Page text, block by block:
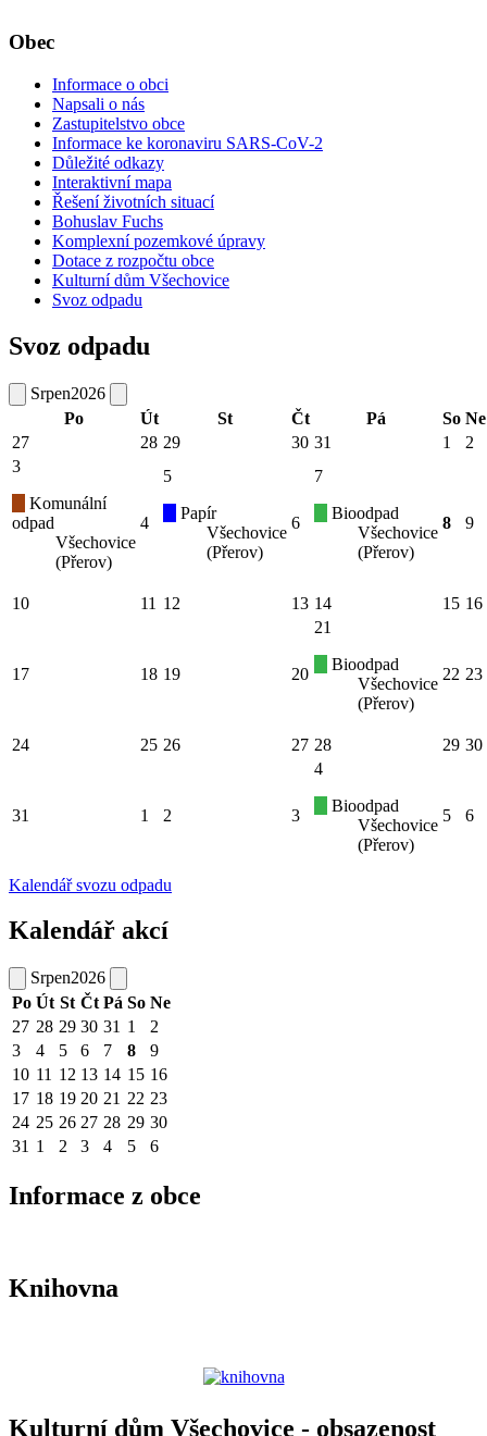
Obec
Informace o obci
Napsali o nás
Zastupitelstvo obce
Informace ke koronaviru SARS-CoV-2
Důležité odkazy
Interaktivní mapa
Řešení životních situací
Bohuslav Fuchs
Komplexní pozemkové úpravy
Dotace z rozpočtu obce
Kulturní dům Všechovice
Svoz odpadu
Svoz odpadu
Srpen2026
Po
Út St Čt Pá So Ne
27
28 29 30 31 1
2
3
Komunální
odpad
Všechovice
(Přerov)
4
5
Papír
Všechovice
(Přerov)
6
7
Bioodpad
Všechovice
(Přerov)
8 9
10 11 12 13 14 15 16
17 18 19 20
21
Bioodpad
Všechovice
(Přerov)
22 23
24 25 26 27 28 29 30
31 1 2 3
4
Bioodpad
Všechovice
(Přerov)
5 6
Kalendář svozu odpadu
Kalendář akcí
Srpen2026
Po Út St Čt Pá So Ne
27 28 29 30 31 1
2
3
4 5 6 7 8
9
10 11 12 13 14 15 16
17 18 19 20 21 22 23
24 25 26 27 28 29 30
31 1 2 3 4 5 6
Informace z obce
Knihovna
Kulturní dům Všechovice - obsazenost